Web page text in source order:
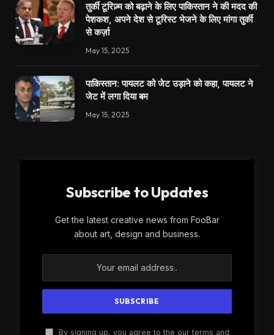
तुर्की टूरिज़्म को बढ़ाने के लिए पाकिस्तान ने की मदद की
पेशकश, अपने देश से टूरिस्ट भेजने के लिए मांगा तुर्की
से कर्ज़ा
May 15, 2025
पाकिस्तान: पायलट को जेट उड़ाने को कहा, पायलट ने
जेट में लगा दिया बम
May 15, 2025
Subscribe to Updates
Get the latest creative news from FooBar
about art, design and business.
By signing up, you agree to the our terms and